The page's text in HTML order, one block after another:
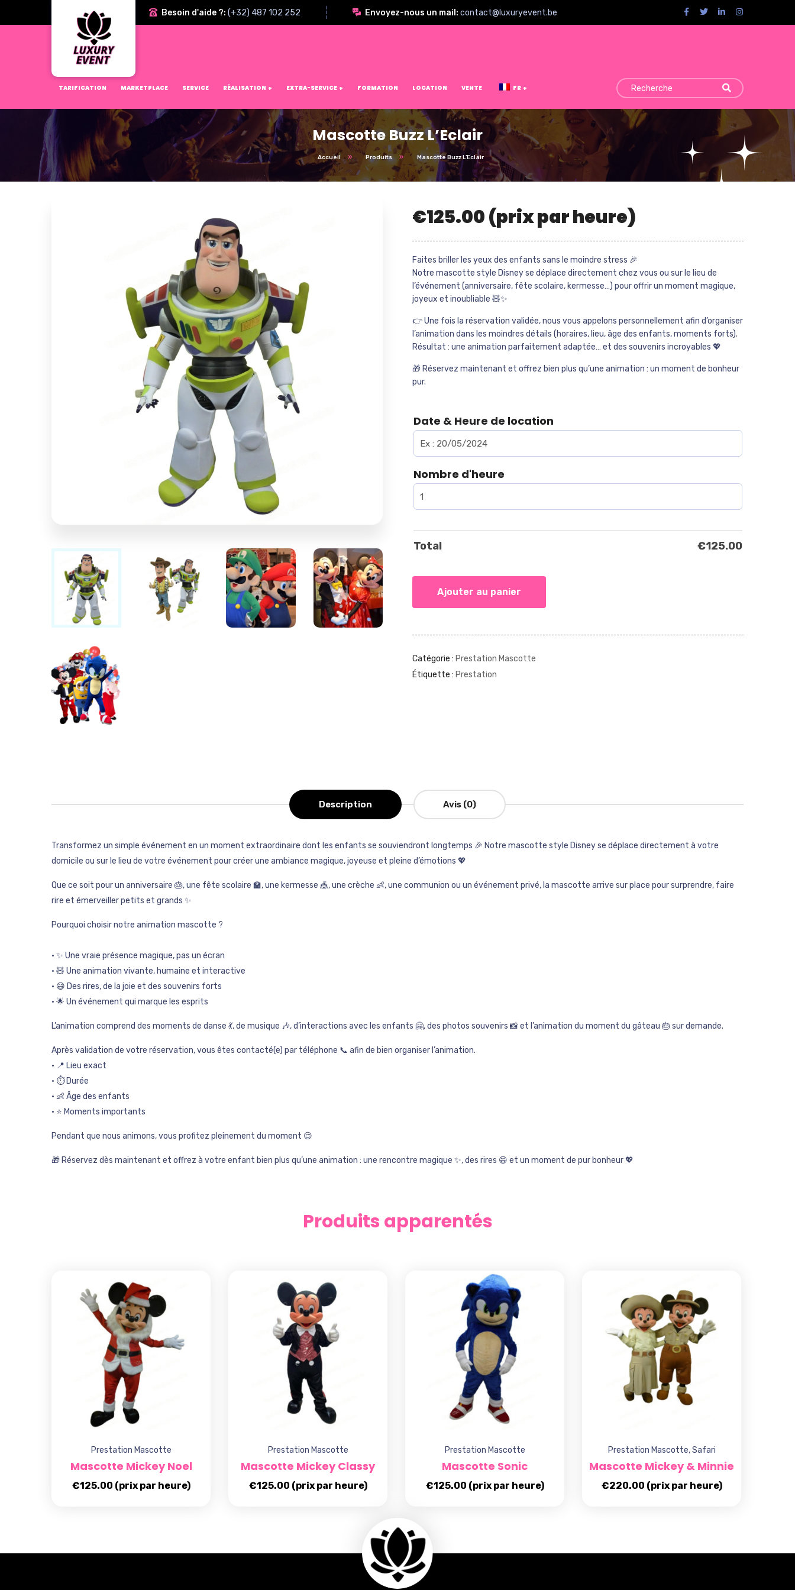
Besoin d'aide ?: (+32) 487 102 252 Envoyez-nous un mail: contact@luxuryevent.be
TARIFICATION MARKETPLACE SERVICE RÉALISATION EXTRA-SERVICE FORMATION LOCATION VENTE FR
Mascotte Buzz L’Eclair
Accueil Produits Mascotte Buzz L’Eclair
€125.00(prix par heure)
Faites briller les yeux des enfants sans le moindre stress 🎉
Notre mascotte style Disney se déplace directement chez vous ou sur le lieu de
l’événement (anniversaire, fête scolaire, kermesse…) pour offrir un moment magique,
joyeux et inoubliable 🧸✨
👉 Une fois la réservation validée, nous vous appelons personnellement afin d’organiser
l’animation dans les moindres détails (horaires, lieu, âge des enfants, moments forts).
Résultat : une animation parfaitement adaptée… et des souvenirs incroyables 💖
🎁 Réservez maintenant et offrez bien plus qu’une animation : un moment de bonheur
pur.
Date & Heure de location
Nombre d'heure
Total €125.00
Ajouter au panier
Catégorie : Prestation Mascotte
Étiquette : Prestation
Description Avis (0)
Transformez un simple événement en un moment extraordinaire dont les enfants se souviendront longtemps 🎉 Notre mascotte style Disney se déplace directement à votre
domicile ou sur le lieu de votre événement pour créer une ambiance magique, joyeuse et pleine d’émotions 💖
Que ce soit pour un anniversaire 🎂, une fête scolaire 🏫, une kermesse 🎪, une crèche 👶, une communion ou un événement privé, la mascotte arrive sur place pour surprendre, faire
rire et émerveiller petits et grands ✨
Pourquoi choisir notre animation mascotte ?
• ✨ Une vraie présence magique, pas un écran
• 🧸 Une animation vivante, humaine et interactive
• 😄 Des rires, de la joie et des souvenirs forts
• 🌟 Un événement qui marque les esprits
L’animation comprend des moments de danse 💃, de musique 🎶, d’interactions avec les enfants 🤗, des photos souvenirs 📸 et l’animation du moment du gâteau 🎂 sur demande.
Après validation de votre réservation, vous êtes contacté(e) par téléphone 📞 afin de bien organiser l’animation.
• 📍 Lieu exact
• ⏱️ Durée
• 👶 Âge des enfants
• ⭐ Moments importants
Pendant que nous animons, vous profitez pleinement du moment 😌
🎁 Réservez dès maintenant et offrez à votre enfant bien plus qu’une animation : une rencontre magique ✨, des rires 😄 et un moment de pur bonheur 💖
Produits apparentés
Prestation Mascotte
Mascotte Mickey Noel
€125.00 (prix par heure)
Prestation Mascotte
Mascotte Mickey Classy
€125.00 (prix par heure)
Prestation Mascotte
Mascotte Sonic
€125.00 (prix par heure)
Prestation Mascotte,Safari
Mascotte Mickey & Minnie
€220.00 (prix par heure)